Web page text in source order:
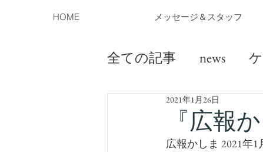
HOME メッセージ＆スタッフ
全ての記事 news
『広報
2021年1月26日
広報かしま 2021年